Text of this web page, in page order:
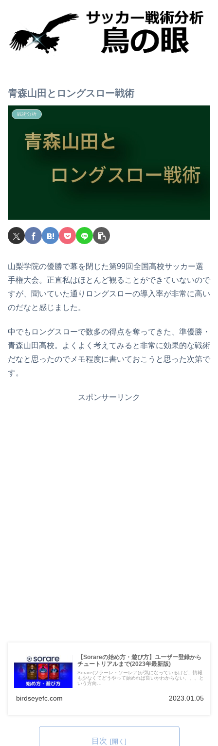
青森山田とロングスロー戦術
戦術分析
山梨学院の優勝で幕を閉じた第99回全国高校サッカー選
手権大会。正直私はほとんど観ることができていないので
すが、聞いていた通りロングスローの導入率が非常に高い
のだなと感じました。
中でもロングスローで数多の得点を奪ってきた、準優勝・
青森山田高校。よくよく考えてみると非常に効果的な戦術
だなと思ったのでメモ程度に書いておこうと思った次第で
す。
スポンサーリンク
【Sorareの始め方・遊び方】ユーザー登録から
チュートリアルまで(2023年最新版)
Sorare(ソラーレ・ソーレア)が気になっているけど、情報
も少なくてどうやって始めれば良いかわからない、、、と
いう方向…
birdseyefc.com 2023.01.05
目次